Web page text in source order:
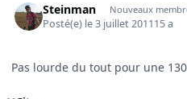
Steinman Nouveaux
Posté(e) le 3 juillet 201115 a
Pas lourde du tout pour une